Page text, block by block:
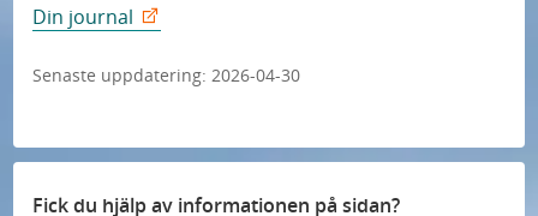
Din journal
Senaste uppdatering: 2026-04-30
Fick du hjälp av informationen på sidan?